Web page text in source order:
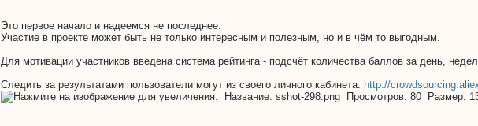
Это первое начало и надеемся не последнее.
Участие в проекте может быть не только интересным и полезным, но и в чём то выгодным.
Для мотивации участников введена система рейтинга - подсчёт количества баллов за день,
Следить за результатами пользователи могут из своего личного кабинета: http://